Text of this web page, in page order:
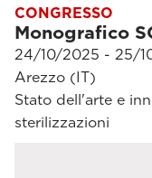
CONGRESSO
Monografico
24/10/2025 - 25/
Arezzo (IT)
Stato dell'arte e
sterilizzazioni